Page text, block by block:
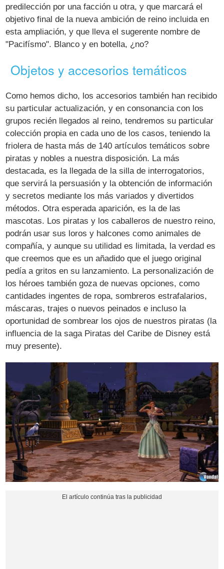
predilección por una facción u otra, y que marcará el
objetivo final de la nueva ambición de reino incluida en
esta ampliación, y que lleva el sugerente nombre de
"Pacifísmo". Blanco y en botella, ¿no?
Objetos y accesorios temáticos
Como hemos dicho, los accesorios también han recibido
su particular actualización, y en consonancia con los
grupos recién llegados al reino, tendremos su particular
colección propia en cada uno de los casos, teniendo la
friolera de hasta más de 140 artículos temáticos sobre
piratas y nobles a nuestra disposición. La más
destacada, es la llegada de la silla de interrogatorios,
que servirá la persuasión y la obtención de información
y secretos mediante los más variados y divertidos
métodos. Otra esperada aparición, es la de las
mascotas. Los piratas y los caballeros de nuestro reino,
podrán usar sus loros y halcones como animales de
compañía, y aunque su utilidad es limitada, la verdad es
que creemos que es un añadido que el juego original
pedía a gritos en su lanzamiento. La personalización de
los héroes también goza de nuevas opciones, como
cantidades ingentes de ropa, sombreros estrafalarios,
máscaras, trajes o nuevos peinados e incluso la
oportunidad de sombrear los ojos de nuestros piratas (la
influencia de la saga Piratas del Caribe de Disney está
muy presente).